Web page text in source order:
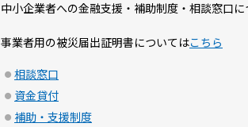
中小企業者への金融支援・補助制度・相談窓口
事業者用の被災届出証明書についてはこちら
相談窓口
資金貸付
補助・支援制度